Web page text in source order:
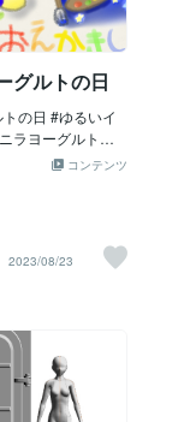
グルトの日
の日 #ゆるいイ
ラヨーグルトの
コンテンツ
2023/08/23